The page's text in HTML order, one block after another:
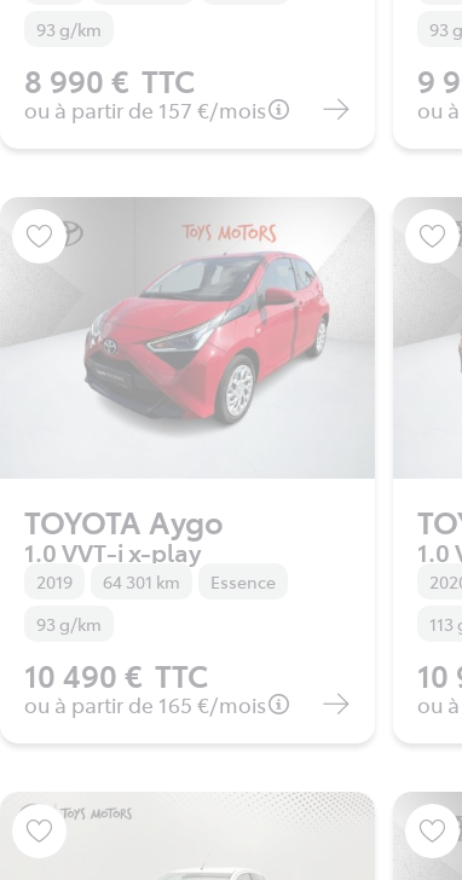
93 g/km
8 990 € TTC
ou à partir de 157 €/mois
93
9
ou
TOYOTA Aygo
1.0 VVT-i x-play
2019 64 301 km
Essence
93 g/km
10 490 € TTC
ou à partir de 165 €/mois
1.0
10
ou